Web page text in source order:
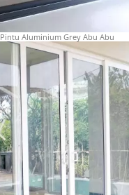
Pintu Aluminium Grey Abu Abu